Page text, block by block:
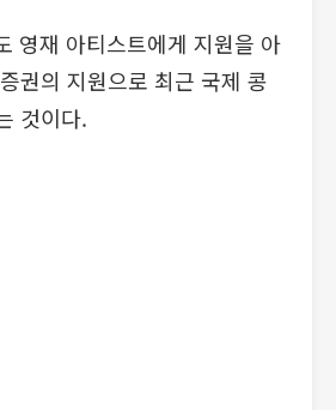
영재 아티스트에게 지원을 아
권의 지원으로 최근 국제 콩
것이다.